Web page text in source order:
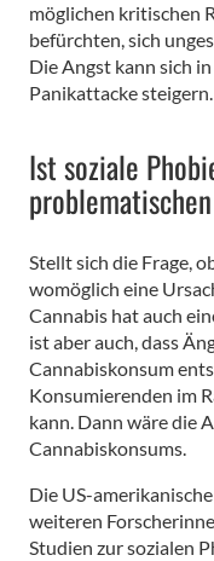
möglichen kritischen
befürchten, sich
Die Angst kann sich
Panikattacke steigern.
Ist soziale
Stellt sich die Frage,
womöglich eine
Cannabis hat auch
ist aber auch, dass
Cannabiskonsum
Konsumierenden im
kann. Dann wäre die
Cannabiskonsums.
Die US-
weiteren
Studien zur sozialen